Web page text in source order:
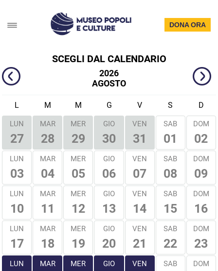
DONA ORA
SCEGLI DAL CALENDARIO
2026
AGOSTO
L M M G V S D
LUN
27
MAR
28
MER
29
GIO
30
VEN
31
SAB
01
DOM
02
LUN
03
MAR
04
MER
05
GIO
06
VEN
07
SAB
08
DOM
09
LUN
10
MAR
11
MER
12
GIO
13
VEN
14
SAB
15
DOM
16
LUN
17
MAR
18
MER
19
GIO
20
VEN
21
SAB
22
DOM
23
LUN MAR MER GIO VEN SAB DOM